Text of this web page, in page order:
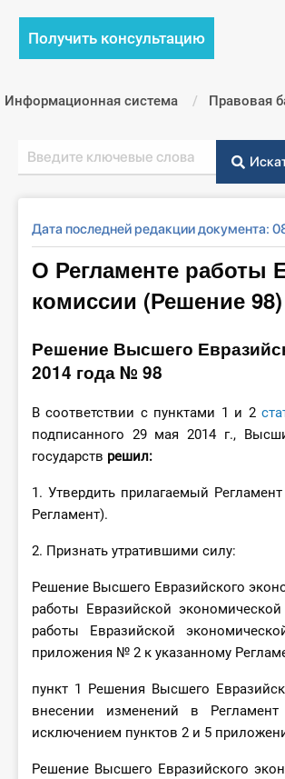
Получить консультацию
Информационная система Правовая
Дата последней редакции документа:
О Регламенте работы
комиссии (Решение 98)
Решение Высшего
2014 года № 98
В соответствии с пунктами 1 и 2
подписанного 29 мая 2014 г.,
государств решил:
1. Утвердить прилагаемый
Регламент).
2. Признать утратившими силу:
Решение Высшего Евразийского
работы Евразийской
работы Евразийской
приложения № 2 к указанному
пункт 1 Решения Высшего
внесении изменений в
исключением пунктов 2 и 5
Решение Высшего Евразийского